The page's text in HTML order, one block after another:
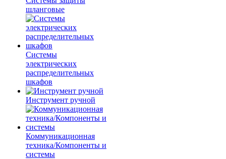
шланговые
Системы
электрических
распределительных
шкафов
Инструмент ручной
Коммуникационная
техника/Компоненты и
системы